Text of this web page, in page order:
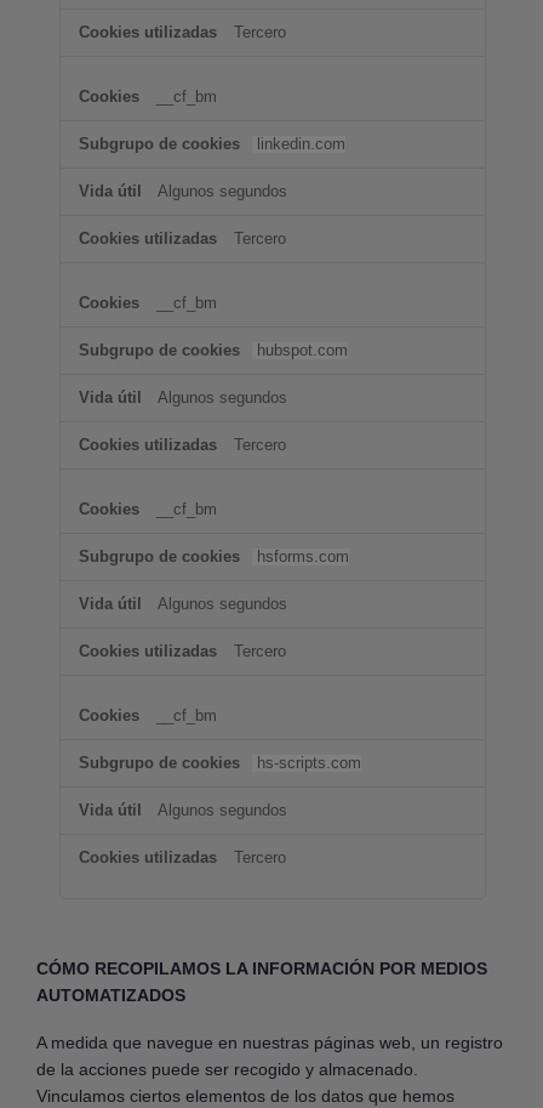
Tercero
__cf_bm
linkedin.com
Algunos segundos
Tercero
__cf_bm
hubspot.com
Algunos segundos
Tercero
__cf_bm
hsforms.com
Algunos segundos
Tercero
__cf_bm
hs-scripts.com
Algunos segundos
Tercero
CÓMO RECOPILAMOS LA INFORMACIÓN POR MEDIOS
AUTOMATIZADOS
A medida que navegue en nuestras páginas web, un registro
de la acciones puede ser recogido y almacenado.
Vinculamos ciertos elementos de los datos que hemos